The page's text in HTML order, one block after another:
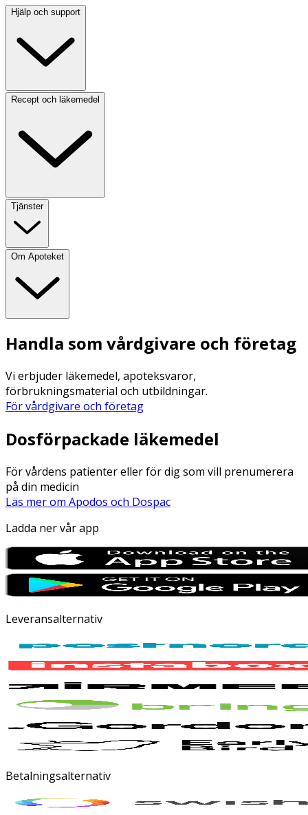
Hjälp och support
Recept och läkemedel
Tjänster
Om Apoteket
Handla som vårdgivare och företag
Vi erbjuder läkemedel, apoteksvaror,
förbrukningsmaterial och utbildningar.
För vårdgivare och företag
Dosförpackade läkemedel
För vårdens patienter eller för dig som vill prenumerera
på din medicin
Läs mer om Apodos och Dospac
Ladda ner vår app
Leveransalternativ
Betalningsalternativ